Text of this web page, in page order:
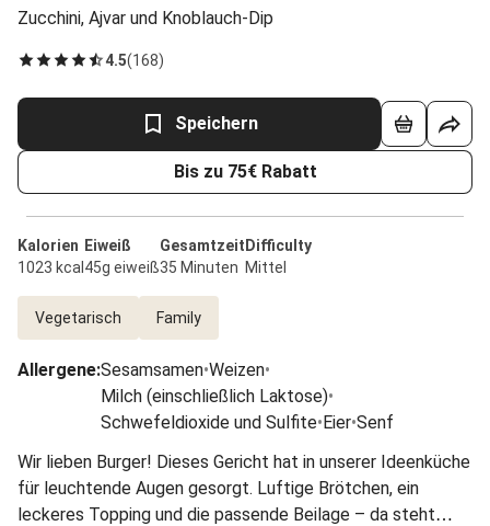
Zucchini, Ajvar und Knoblauch-Dip
4.5(168)
Speichern
Bis zu 75€ Rabatt
Kalorien
1023 kcal
Eiweiß
45g eiweiß
Gesamtzeit
35 Minuten
Difficulty
Mittel
Vegetarisch Family
Allergene:Sesamsamen•Weizen•
Milch (einschließlich Laktose)•
Schwefeldioxide und Sulfite•Eier•Senf
Wir lieben Burger! Dieses Gericht hat in unserer Ideenküche
für leuchtende Augen gesorgt. Luftige Brötchen, ein
leckeres Topping und die passende Beilage – da steht